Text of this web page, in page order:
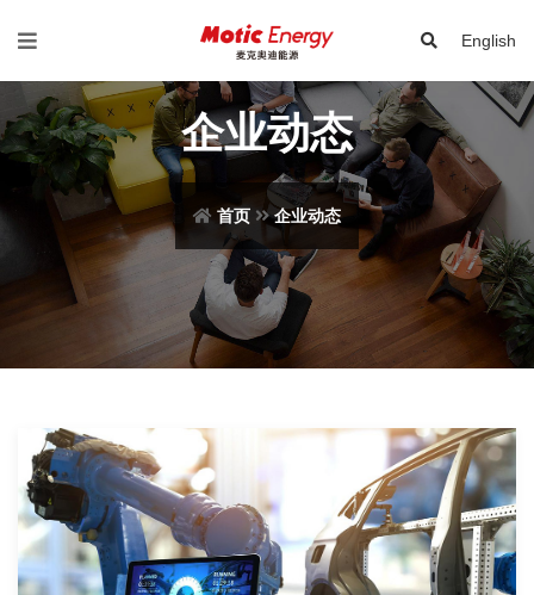
English
企业动态
首页 企业动态